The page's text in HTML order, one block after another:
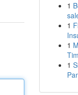
1
1
1
1